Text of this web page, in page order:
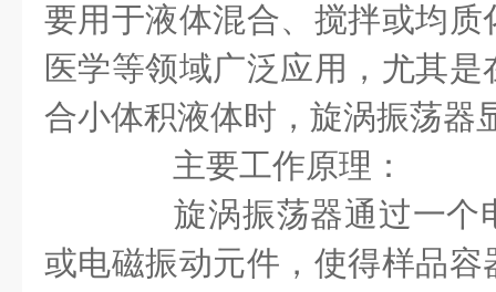
要用于液体混合、搅拌或均
医学等领域广泛应用，尤其
合小体积液体时，旋涡振荡器
主要工作原理：
旋涡振荡器通过一个
或电磁振动元件，使得样品